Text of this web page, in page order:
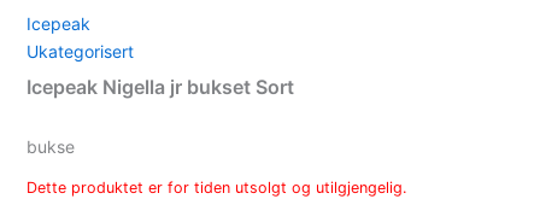
Icepeak
Ukategorisert
Icepeak Nigella jr bukset Sort
bukse
Dette produktet er for tiden utsolgt og utilgjengelig.